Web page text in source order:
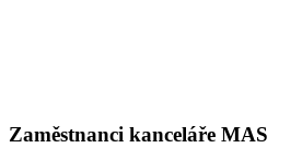
Zaměstnanci kanceláře MAS